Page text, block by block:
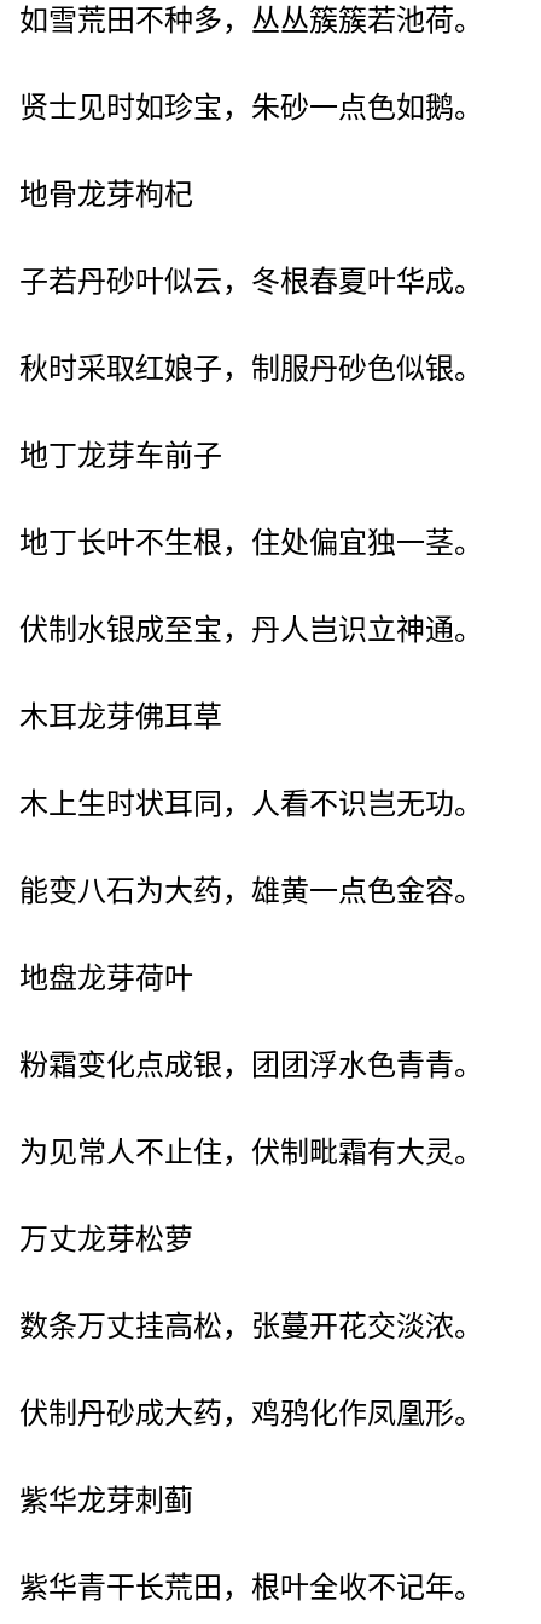
如雪荒田不种多，丛丛簇簇若池荷。
贤士见时如珍宝，朱砂一点色如鹅。
地骨龙芽枸杞
子若丹砂叶似云，冬根春夏叶华成。
秋时采取红娘子，制服丹砂色似银。
地丁龙芽车前子
地丁长叶不生根，住处偏宜独一茎。
伏制水银成至宝，丹人岂识立神通。
木耳龙芽佛耳草
木上生时状耳同，人看不识岂无功。
能变八石为大药，雄黄一点色金容。
地盘龙芽荷叶
粉霜变化点成银，团团浮水色青青。
为见常人不止住，伏制毗霜有大灵。
万丈龙芽松萝
数条万丈挂高松，张蔓开花交淡浓。
伏制丹砂成大药，鸡鸦化作凤凰形。
紫华龙芽刺蓟
紫华青干长荒田，根叶全收不记年。